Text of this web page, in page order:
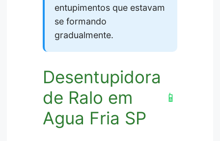
entupimentos que estavam
se formando
gradualmente.
Desentupidora
de Ralo em
Agua Fria SP
📱